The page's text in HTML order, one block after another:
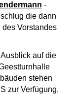
-
die dann
Vorstandes
auf die
stehen
zur Verfügung.